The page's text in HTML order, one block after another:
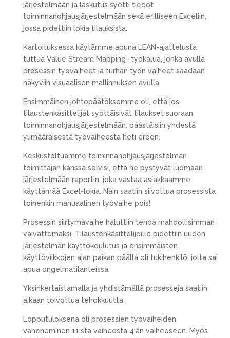
järjestelmään ja laskutus syötti tiedot
toiminnanohjausjärjestelmään sekä erilliseen Exceliin,
jossa pidettiin lokia tilauksista.
Kartoituksessa käytämme apuna LEAN-ajattelusta
tuttua Value Stream Mapping -työkalua, jonka avulla
prosessin työvaiheet ja turhan työn vaiheet saadaan
näkyviin visuaalisen mallinnuksen avulla.
Ensimmäinen johtopäätöksemme oli, että jos
tilaustenkäsittelijät syöttäisivät tilaukset suoraan
toiminnanohjausjärjestelmään, päästäisiin yhdestä
ylimääräisestä työvaiheesta heti eroon.
Keskusteltuamme toiminnanohjausjärjestelmän
toimittajan kanssa selvisi, että he pystyvät luomaan
järjestelmään raportin, joka vastaa asiakkaamme
käyttämää Excel-lokia. Näin saatiin siivottua prosessista
toinenkin manuaalinen työvaihe pois!
Prosessin siirtymävaihe haluttiin tehdä mahdollisimman
vaivattomaksi. Tilaustenkäsittelijöille pidettiin uuden
järjestelmän käyttökoulutus ja ensimmäisten
käyttöviikkojen ajan paikan päällä oli tukihenkilö, jolta sai
apua ongelmatilanteissa.
Yksinkertaistamalla ja yhdistämällä prosesseja saatiin
aikaan toivottua tehokkuutta.
Lopputuloksena oli prosessien työvaiheiden
väheneminen 11:sta vaiheesta 4:än vaiheeseen. Myös